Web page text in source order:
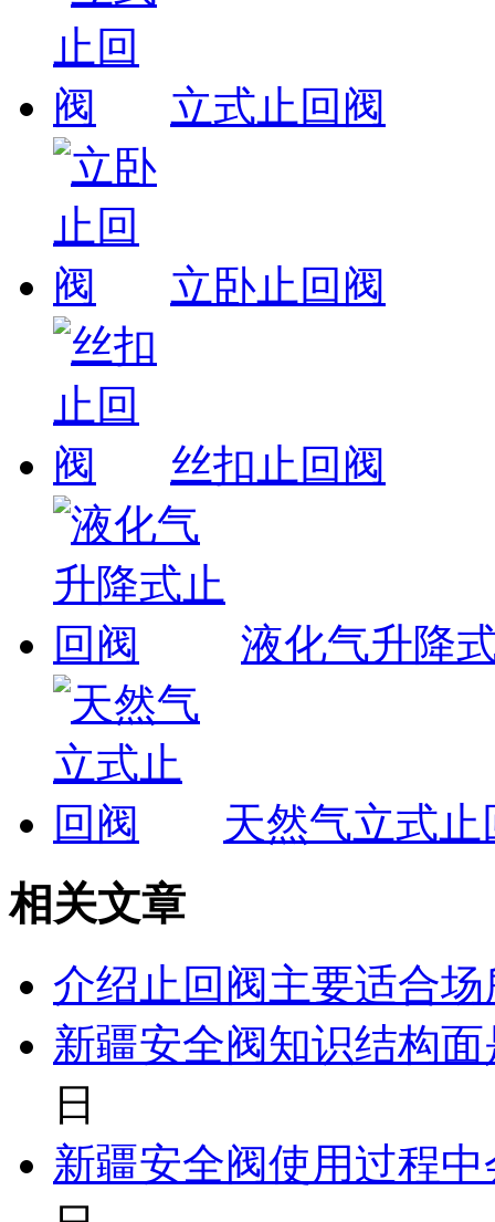
立式止回阀
立卧止回阀
丝扣止回阀
液化气升降
天然气立式止
相关文章
介绍止回阀主要适合场
新疆安全阀知识结构
日
新疆安全阀使用过程